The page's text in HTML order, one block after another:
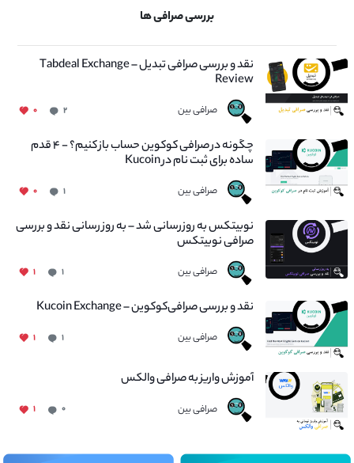
بررسی صرافی ها
نقد و بررسی صرافی تبدیل – Tabdeal Exchange
Review
صرافی بین ۲ ۰
چگونه در صرافی کوکوین حساب باز کنیم؟ - ۴ قدم
ساده برای ثبت نام در Kucoin
صرافی بین ۱ ۰
نوبیتکس به روزرسانی شد – به روز رسانی نقد و بررسی
صرافی نوبیتکس
صرافی بین ۱ ۱
نقد و بررسی صرافی‌کوکوین – Kucoin Exchange
صرافی بین ۱ ۱
آموزش واریز به صرافی والکس
صرافی بین ۰ ۱